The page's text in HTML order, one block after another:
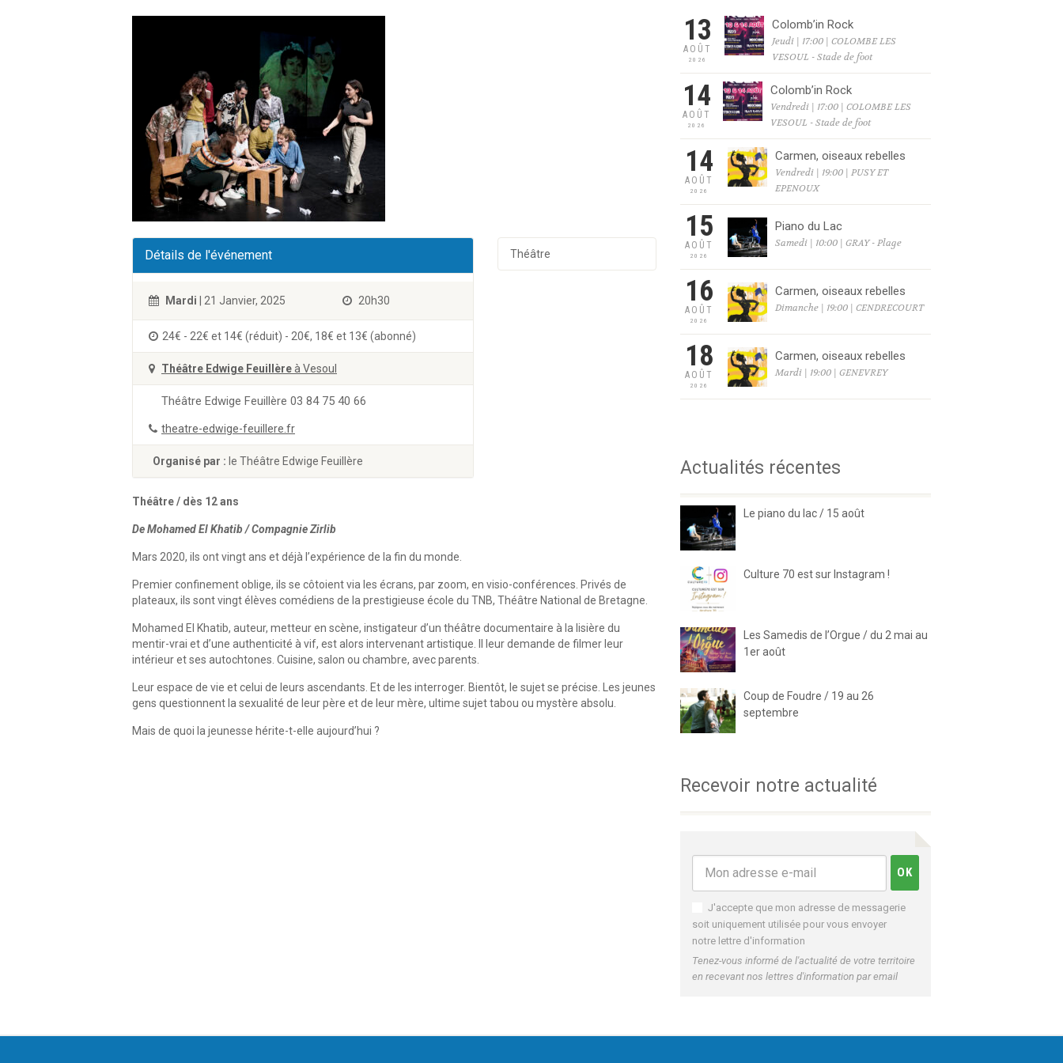
Détails de l'événement
Mardi | 21 Janvier, 2025 20h30
24€ - 22€ et 14€ (réduit) - 20€, 18€ et 13€ (abonné)
Théâtre Edwige Feuillèreà Vesoul
Théâtre Edwige Feuillère 03 84 75 40 66
theatre-edwige-feuillere.fr
Organisé par : le Théâtre Edwige Feuillère
Théâtre
Théâtre / dès 12 ans
De Mohamed El Khatib / Compagnie Zirlib
Mars 2020, ils ont vingt ans et déjà l’expérience de la fin du monde.
Premier confinement oblige, ils se côtoient via les écrans, par zoom, en visio-conférences. Privés de
plateaux, ils sont vingt élèves comédiens de la prestigieuse école du TNB, Théâtre National de Bretagne.
Mohamed El Khatib, auteur, metteur en scène, instigateur d’un théâtre documentaire à la lisière du
mentir-vrai et d’une authenticité à vif, est alors intervenant artistique. Il leur demande de filmer leur
intérieur et ses autochtones. Cuisine, salon ou chambre, avec parents.
Leur espace de vie et celui de leurs ascendants. Et de les interroger. Bientôt, le sujet se précise. Les jeunes
gens questionnent la sexualité de leur père et de leur mère, ultime sujet tabou ou mystère absolu.
Mais de quoi la jeunesse hérite-t-elle aujourd’hui ?
13
AOÛT
2026
Colomb’in Rock
Jeudi | 17:00 | COLOMBE LES
VESOUL - Stade de foot
14
AOÛT
2026
Colomb’in Rock
Vendredi | 17:00 | COLOMBE LES
VESOUL - Stade de foot
14
AOÛT
2026
Carmen, oiseaux rebelles
Vendredi | 19:00 | PUSY ET
EPENOUX
15
AOÛT
2026
Piano du Lac
Samedi | 10:00 | GRAY - Plage
16
AOÛT
2026
Carmen, oiseaux rebelles
Dimanche | 19:00 | CENDRECOURT
18
AOÛT
2026
Carmen, oiseaux rebelles
Mardi | 19:00 | GENEVREY
Actualités récentes
Le piano du lac / 15 août
Culture 70 est sur Instagram !
Les Samedis de l’Orgue / du 2 mai au
1er août
Coup de Foudre / 19 au 26
septembre
Recevoir notre actualité
J'accepte que mon adresse de messagerie
soit uniquement utilisée pour vous envoyer
notre lettre d'information
Tenez-vous informé de l'actualité de votre territoire
en recevant nos lettres d'information par email